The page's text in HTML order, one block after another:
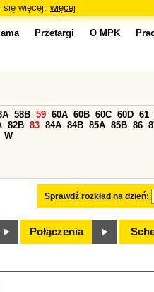
się więcej. więcej
Przetargi O MPK
Sprawdź rozkład na dzień:
58B 59 60A 60B 60C 60D 61
82B 83 84A 84B 85A 85B 86
W
Połączenia